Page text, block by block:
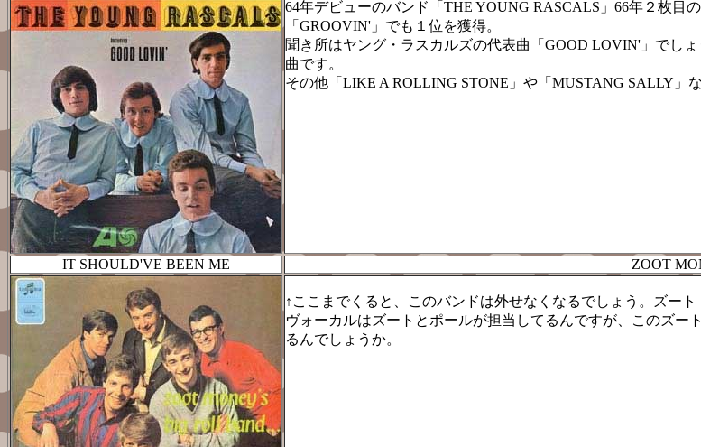
64年デビューのバンド「THE YOUNG RASCALS」66年２枚
「GROOVIN'」でも１位を獲得。
聞き所はヤング・ラスカルズの代表曲「GOOD LOVIN'」でし
曲です。
その他「LIKE A ROLLING STONE」や「MUSTANG SALLY」
IT SHOULD'VE BEEN ME ZOOT
↑ここまでくると、このバンドは外せなくなるでしょう。ズー
ヴォーカルはズートとポールが担当してるんですが、このズ
るんでしょうか。